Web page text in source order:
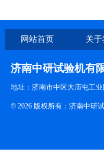
网站首页 关
济南中研试验机有
地址：济南市中区大庙屯工
© 2026 版权所有：济南中研